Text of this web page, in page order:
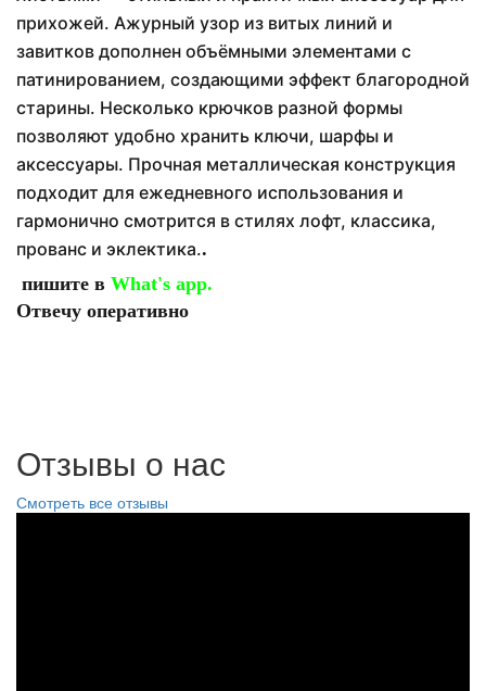
прихожей. Ажурный узор из витых линий и
завитков дополнен объёмными элементами с
патинированием, создающими эффект благородной
старины. Несколько крючков разной формы
позволяют удобно хранить ключи, шарфы и
аксессуары. Прочная металлическая конструкция
подходит для ежедневного использования и
гармонично смотрится в стилях лофт, классика,
прованс и эклектика..
пишите в What's app.
Отвечу оперативно
Отзывы о нас
Смотреть все отзывы